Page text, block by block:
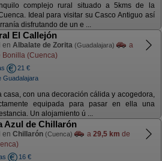
complejo rural situado a 5kms de la
Ideal para visitar su Casco Antiguo así
disfrutando de un e ...
El Callejón
en Albalate de Zorita (Guadalajara)
a
Bonilla (Cuenca)
21 €
Guadalajara
casa, con una decoración cálida y acogedora,
equipada para pasar en ella una
Un alojamiento ú ...
Azul de Chillarón
en Chillarón (Cuenca) a 29,5 km de
16 €